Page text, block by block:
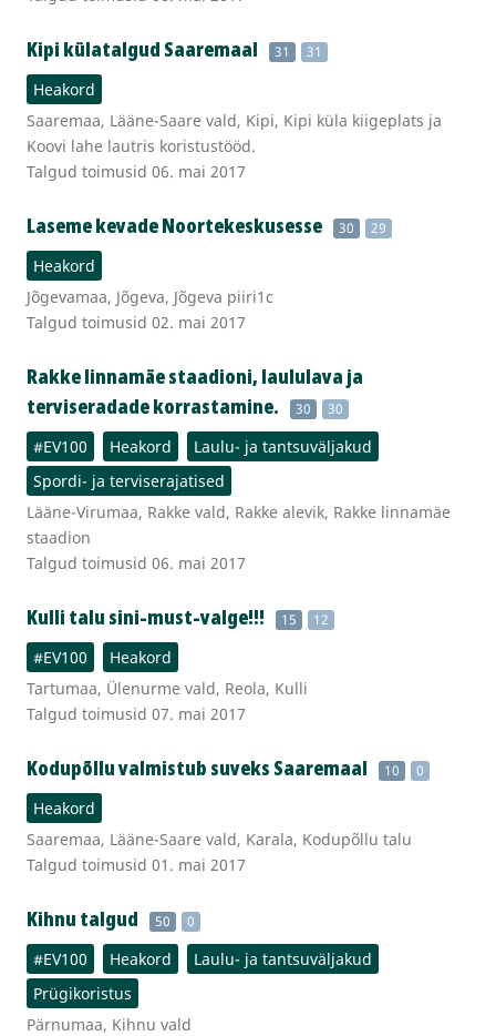
Kipi külatalgud Saaremaal 31 31
Heakord
Saaremaa, Lääne-Saare vald, Kipi, Kipi küla kiigeplats ja
Koovi lahe lautris koristustööd.
Talgud toimusid 06. mai 2017
Laseme kevade Noortekeskusesse 30 29
Heakord
Jõgevamaa, Jõgeva, Jõgeva piiri1c
Talgud toimusid 02. mai 2017
Rakke linnamäe staadioni, laululava ja
terviseradade korrastamine.
30 30
#EV100 Heakord
Laulu- ja tantsuväljakud
Spordi- ja terviserajatised
Lääne-Virumaa, Rakke vald, Rakke alevik, Rakke linnamäe
staadion
Talgud toimusid 06. mai 2017
Kulli talu sini-must-valge!!! 15 12
#EV100
Heakord
Tartumaa, Ülenurme vald, Reola, Kulli
Talgud toimusid 07. mai 2017
Kodupõllu valmistub suveks Saaremaal 10 0
Heakord
Saaremaa, Lääne-Saare vald, Karala, Kodupõllu talu
Talgud toimusid 01. mai 2017
Kihnu talgud 50 0
#EV100 Heakord
Laulu- ja tantsuväljakud
Prügikoristus
Pärnumaa, Kihnu vald